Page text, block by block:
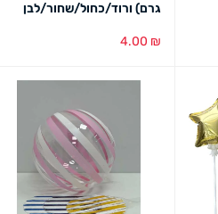
גרם) ורוד/כחול/שחור/לבן
4.00 ₪